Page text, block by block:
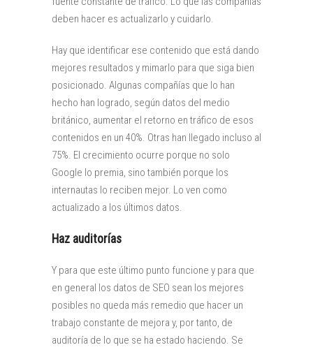
deben hacer es actualizarlo y cuidarlo.
Hay que identificar ese contenido que está dando
mejores resultados y mimarlo para que siga bien
posicionado. Algunas compañías que lo han
hecho han logrado, según datos del medio
británico, aumentar el retorno en tráfico de esos
contenidos en un 40%. Otras han llegado incluso al
75%. El crecimiento ocurre porque no solo
Google lo premia, sino también porque los
internautas lo reciben mejor. Lo ven como
actualizado a los últimos datos.
Haz auditorías
Y para que este último punto funcione y para que
en general los datos de SEO sean los mejores
posibles no queda más remedio que hacer un
trabajo constante de mejora y, por tanto, de
auditoría de lo que se ha estado haciendo. Se